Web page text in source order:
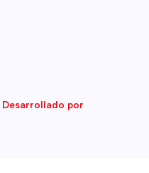
Desarrollado por